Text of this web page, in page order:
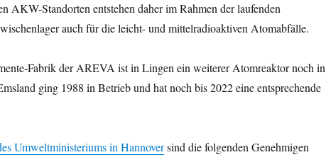
AKW-Standorten entstehen daher im Rahmen der laufenden
auch für die leicht- und mittelradioaktiven Atomabfälle.
Fabrik der AREVA ist in Lingen ein weiterer Atomreaktor noch in
ging 1988 in Betrieb und hat noch bis 2022 eine entsprechende
Umweltministeriums in Hannoversind die folgenden Genehmigen